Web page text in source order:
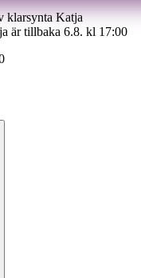
är tillbaka 6.8. kl 17:00